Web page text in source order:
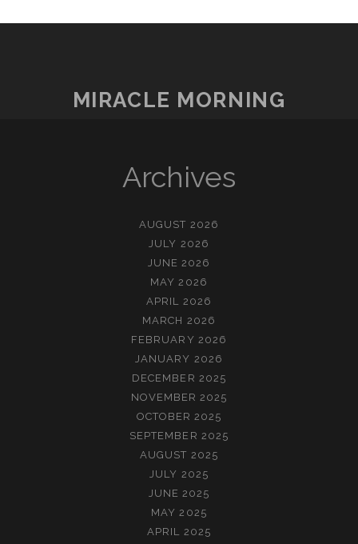
MIRACLE MORNING
Archives
AUGUST 2026
JULY 2026
JUNE 2026
MAY 2026
APRIL 2026
MARCH 2026
FEBRUARY 2026
JANUARY 2026
DECEMBER 2025
NOVEMBER 2025
OCTOBER 2025
SEPTEMBER 2025
AUGUST 2025
JULY 2025
JUNE 2025
MAY 2025
APRIL 2025